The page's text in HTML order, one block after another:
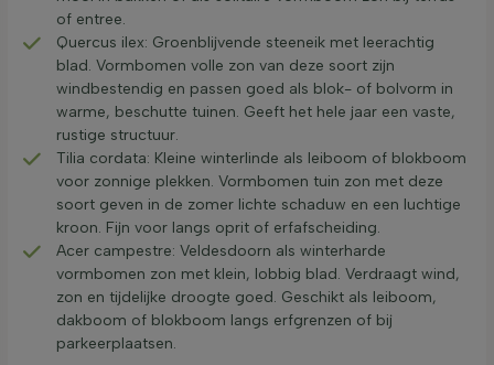
of entree.
Quercus ilex: Groenblijvende steeneik met leerachtig
blad. Vormbomen volle zon van deze soort zijn
windbestendig en passen goed als blok- of bolvorm in
warme, beschutte tuinen. Geeft het hele jaar een vaste,
rustige structuur.
Tilia cordata: Kleine winterlinde als leiboom of blokboom
voor zonnige plekken. Vormbomen tuin zon met deze
soort geven in de zomer lichte schaduw en een luchtige
kroon. Fijn voor langs oprit of erfafscheiding.
Acer campestre: Veldesdoorn als winterharde
vormbomen zon met klein, lobbig blad. Verdraagt wind,
zon en tijdelijke droogte goed. Geschikt als leiboom,
dakboom of blokboom langs erfgrenzen of bij
parkeerplaatsen.